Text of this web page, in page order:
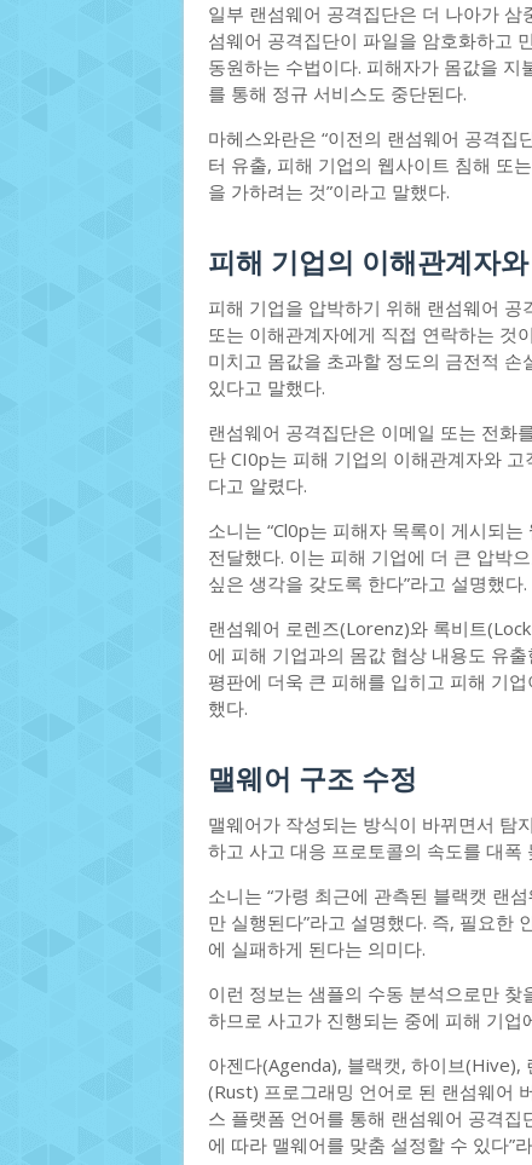
일부 랜섬웨어 공격집단은 더 나아가
섬웨어 공격집단이 파일을 암호화하고
동원하는 수법이다. 피해자가 몸값을
를 통해 정규 서비스도 중단된다.
마헤스와란은 “이전의 랜섬웨어 공격
터 유출, 피해 기업의 웹사이트 침해 또
을 가하려는 것”이라고 말했다.
피해 기업의 이해관계자
피해 기업을 압박하기 위해 랜섬웨어
또는 이해관계자에게 직접 연락하는 것
미치고 몸값을 초과할 정도의 금전적
있다고 말했다.
랜섬웨어 공격집단은 이메일 또는 전화
단 CI0p는 피해 기업의 이해관계자와
다고 알렸다.
소니는 “Cl0p는 피해자 목록이 게시되
전달했다. 이는 피해 기업에 더 큰 압박
싶은 생각을 갖도록 한다”라고 설명했다.
랜섬웨어 로렌즈(Lorenz)와 록비트
에 피해 기업과의 몸값 협상 내용도 유
평판에 더욱 큰 피해를 입히고 피해 기
했다.
맬웨어 구조 수정
맬웨어가 작성되는 방식이 바뀌면서 탐
하고 사고 대응 프로토콜의 속도를 대
소니는 “가령 최근에 관측된 블랙캣 랜
만 실행된다”라고 설명했다. 즉, 필요한
에 실패하게 된다는 의미다.
이런 정보는 샘플의 수동 분석으로만
하므로 사고가 진행되는 중에 피해 기업
아젠다(Agenda), 블랙캣, 하이브(Hive),
(Rust) 프로그래밍 언어로 된 랜섬웨어
스 플랫폼 언어를 통해 랜섬웨어 공격
에 따라 맬웨어를 맞춤 설정할 수 있다”